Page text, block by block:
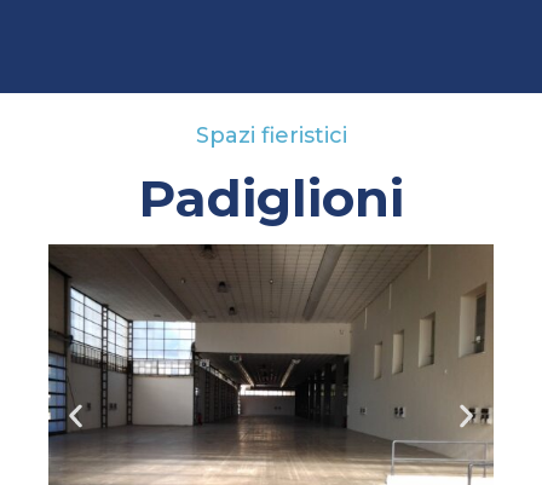
Spazi fieristici
Padiglioni